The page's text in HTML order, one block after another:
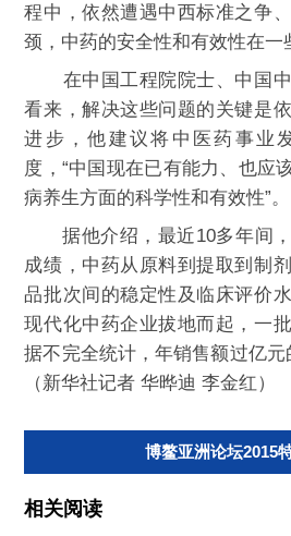
程中，依然遭遇中西标准之争
颈，中药的安全性和有效性在一
在中国工程院院士、中国中
看来，解决这些问题的关键是
进步，他建议将中医药事业
度，“中国现在已有能力、也应
病养生方面的科学性和有效性”。
据他介绍，最近10多年间，
成绩，中药从原料到提取到制
品批次间的稳定性及临床评价
现代化中药企业拔地而起，一
据不完全统计，年销售额过亿元
（新华社记者 华晔迪 李金红）
博鳌亚洲论坛2015
相关阅读